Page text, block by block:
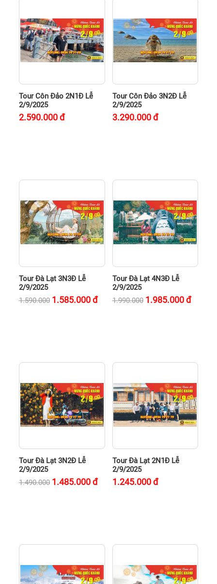
Tour Côn Đảo 2N1Đ Lễ
2/9/2025
2.590.000đ
Tour Côn Đảo 3N2Đ Lễ
2/9/2025
3.290.000đ
Tour Đà Lạt 3N3Đ Lễ
2/9/2025
1.590.000 1.585.000đ
Tour Đà Lạt 4N3Đ Lễ
2/9/2025
1.990.000 1.985.000đ
Tour Đà Lạt 3N2Đ Lễ
2/9/2025
1.490.000 1.485.000đ
Tour Đà Lạt 2N1Đ Lễ
2/9/2025
1.245.000đ